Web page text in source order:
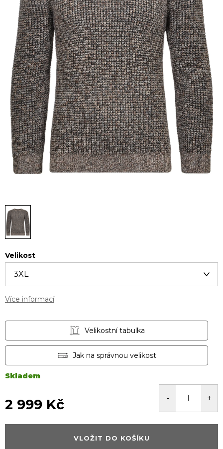
Velikost
Více informací
Velikostní tabulka
Jak na správnou velikost
Skladem
2 999 Kč
cena:
VLOŽIT DO KOŠÍKU